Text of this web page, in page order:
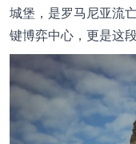
城堡，是罗马尼亚流
键博弈中心，更是这